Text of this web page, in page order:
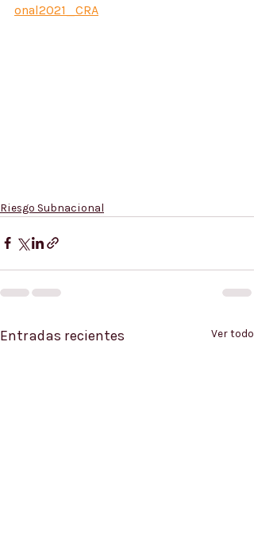
onal2021_CRA
Riesgo Subnacional
Entradas recientes Ver todo